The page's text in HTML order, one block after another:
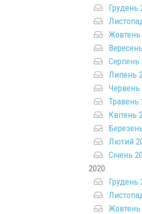
Грудень
Жовтень
Серпень
Липень
Червень
Травень
Квітень
Лютий
Січень
2020
Грудень
Жовтень